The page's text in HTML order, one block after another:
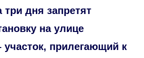
дня запретят
на улице
участок, прилегающий к